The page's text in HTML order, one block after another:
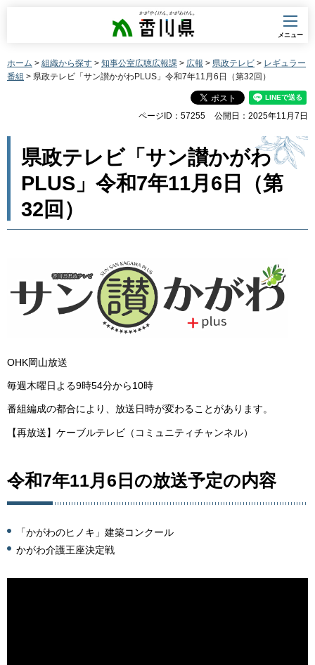
香川県
メニュー
ホーム > 組織から探す > 知事公室広聴広報課 > 広報 > 県政テレビ > レギュラー
番組 > 県政テレビ「サン讃かがわPLUS」令和7年11月6日（第32回）
ページID：57255 公開日：2025年11月7日
県政テレビ「サン讃かがわ
PLUS」令和7年11月6日（第
32回）
OHK岡山放送
毎週木曜日よる9時54分から10時
番組編成の都合により、放送日時が変わることがあります。
【再放送】ケーブルテレビ（コミュニティチャンネル）
令和7年11月6日の放送予定の内容
「かがわのヒノキ」建築コンクール
かがわ介護王座決定戦